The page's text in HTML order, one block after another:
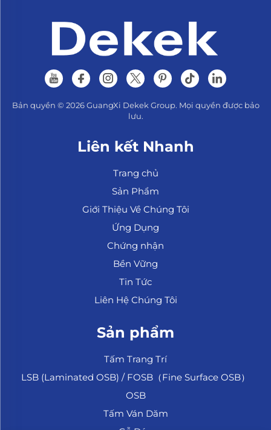
Bản quyền © 2026 GuangXi Dekek Group. Mọi quyền được bảo
lưu.
Liên kết Nhanh
Trang chủ
Sản Phẩm
Giới Thiệu Về Chúng Tôi
Ứng Dụng
Chứng nhận
Bền Vững
Tin Tức
Liên Hệ Chúng Tôi
Sản phẩm
Tấm Trang Trí
LSB (Laminated OSB) / FOSB（Fine Surface OSB）
OSB
Tấm Ván Dăm